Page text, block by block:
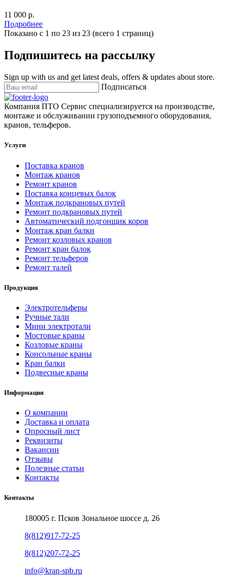
11 000 р.
Подробнее
Показано с 1 по 23 из 23 (всего 1 страниц)
Подпишитесь на рассылку
Sign up with us and get latest deals, offers & updates about store.
Подписаться
Компания ПТО Сервис специализируется на производстве,
монтаже и обслуживании грузоподъемного оборудования,
кранов, тельферов.
Услуги
Поставка кранов
Монтаж кранов
Ремонт кранов
Поставка концевых балок
Монтаж подкрановых путей
Ремонт подкрановых путей
Автоматический подгонщик коров
Монтаж кран балки
Ремонт козловых кранов
Ремонт кран балок
Ремонт тельферов
Ремонт талей
Продукция
Электротельферы
Ручные тали
Мини электротали
Мостовые краны
Козловые краны
Консольные краны
Кран балки
Подвесные краны
Информация
О компании
Доставка и оплата
Опросный лист
Реквизиты
Вакансии
Отзывы
Полезные статьи
Контакты
Контакты
180005 г. Псков Зональное шоссе д. 26
8(812)917-72-25
8(812)207-72-25
info@kran-spb.ru